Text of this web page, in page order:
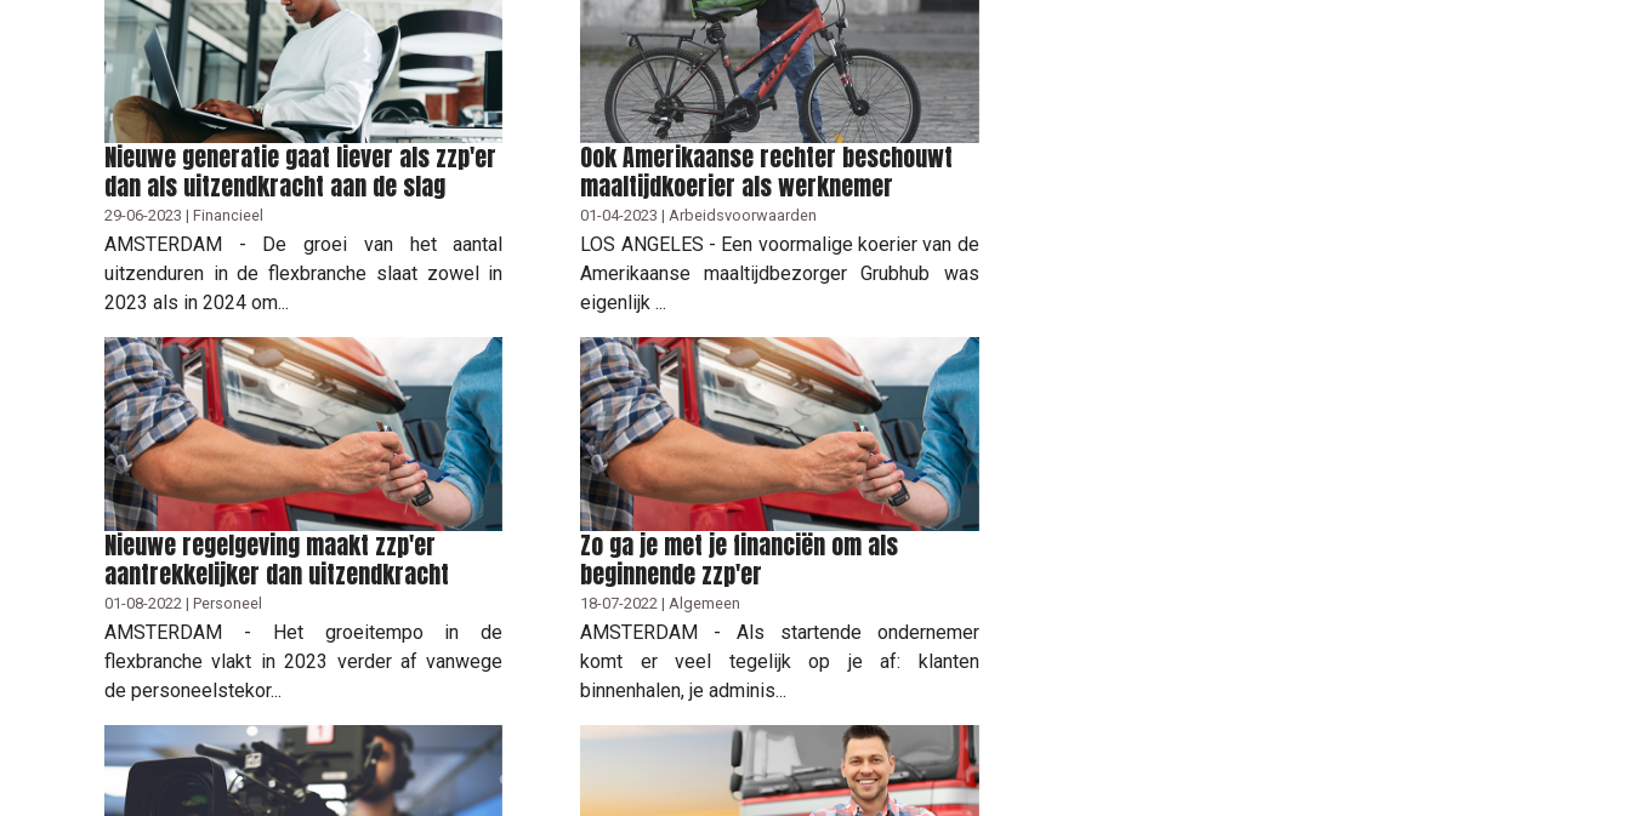
Nieuwe generatie gaat liever als zzp'er
dan als uitzendkracht aan de slag
29-06-2023 | Financieel
AMSTERDAM - De groei van het aantal
uitzenduren in de flexbranche slaat zowel in
2023 als in 2024 om...
Ook Amerikaanse rechter beschouwt
maaltijdkoerier als werknemer
01-04-2023 | Arbeidsvoorwaarden
LOS ANGELES - Een voormalige koerier van de
Amerikaanse maaltijdbezorger Grubhub was
eigenlijk ...
Nieuwe regelgeving maakt zzp'er
aantrekkelijker dan uitzendkracht
01-08-2022 | Personeel
AMSTERDAM - Het groeitempo in de
flexbranche vlakt in 2023 verder af vanwege
de personeelstekor...
Zo ga je met je financiën om als
beginnende zzp'er
18-07-2022 | Algemeen
AMSTERDAM - Als startende ondernemer
komt er veel tegelijk op je af: klanten
binnenhalen, je adminis...